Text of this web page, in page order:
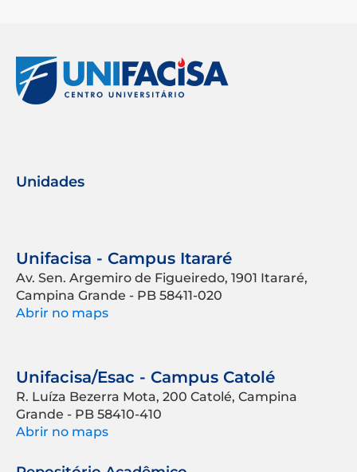
Unidades
Unifacisa - Campus Itararé
Av. Sen. Argemiro de Figueiredo, 1901 Itararé,
Campina Grande - PB 58411-020
Abrir no maps
Unifacisa/Esac - Campus Catolé
R. Luíza Bezerra Mota, 200 Catolé, Campina
Grande - PB 58410-410
Abrir no maps